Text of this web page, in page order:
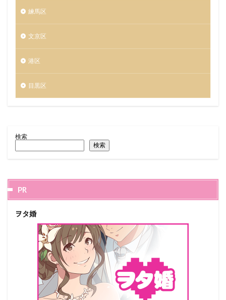
練馬区
文京区
港区
目黒区
検索
検索
PR
ヲタ婚